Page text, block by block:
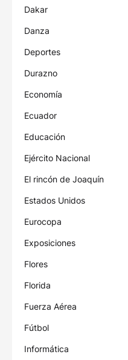
Dakar
Danza
Deportes
Durazno
Economía
Ecuador
Educación
Ejército Nacional
El rincón de Joaquín
Estados Unidos
Eurocopa
Exposiciones
Flores
Florida
Fuerza Aérea
Fútbol
Informática